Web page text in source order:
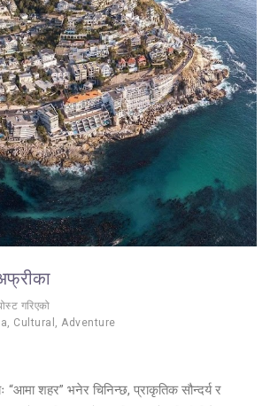
पोस्ट गरिएको
Cultural Adventure
शहर” भनेर चिनिन्छ, प्राकृतिक सौन्दर्य र